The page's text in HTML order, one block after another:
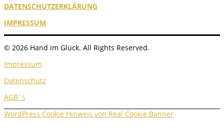
DATENSCHUTZERKLÄRUNG
IMPRESSUM
© 2026 Hand im Glück. All Rights Reserved.
Impressum
Datenschutz
AGB´s
WordPress Cookie Hinweis von Real Cookie Banner